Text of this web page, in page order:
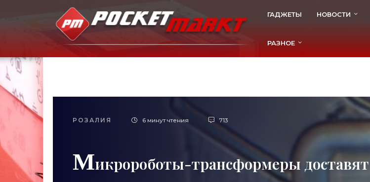
ГАДЖЕТЫ НОВОСТИ
РАЗНОЕ
РОЗАЛИЯ 6 минут чтения 713
Микророботы-трансформеры доставят